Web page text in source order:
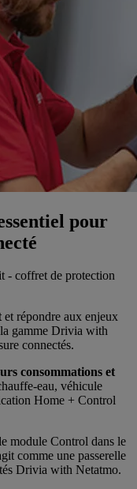
pour
- coffret de protection
et répondre aux enjeux
gamme Drivia with
connectés.
consommations et
eau, véhicule
Home + Control
module Control dans le
comme une passerelle
Drivia with Netatmo.